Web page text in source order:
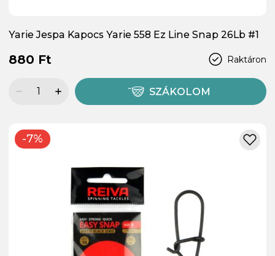
Yarie Jespa Kapocs Yarie 558 Ez Line Snap 26Lb #1
Raktáron
880 Ft
SZÁKOLOM
-7%